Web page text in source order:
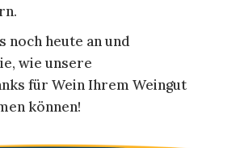
noch heute an und
wie unsere
für Wein Ihrem Weingut
können!